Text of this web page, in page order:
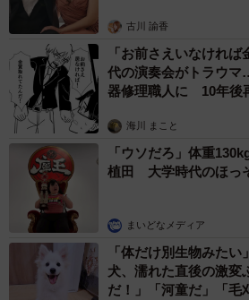
古川 諭香
「お前さえいなけれ
代の演奏会がトラウ
器修理職人に 10年後
海川 まこと
「ウソだろ」体重
植田 大学時代のほっ
まいどなメディア
「体だけ別生物みた
犬、濡れた直後の激
だ！」「河童だ」「毛